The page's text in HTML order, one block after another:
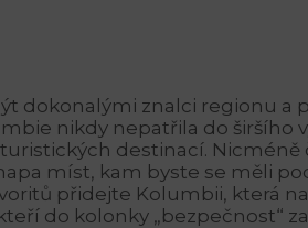
dokonalými znalci regionu a
nikdy nepatřila do širšího
destinací. Nicméně
míst, kam byste se měli
přidejte Kolumbii, která
do kolonky „bezpečnost“